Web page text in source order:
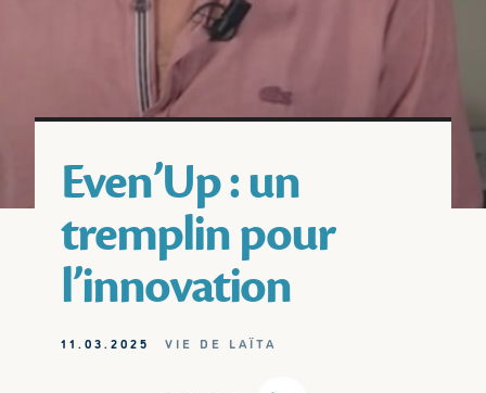
Even’Up : un
tremplin pour
l’innovation
11.03.2025 VIE DE LAÏTA